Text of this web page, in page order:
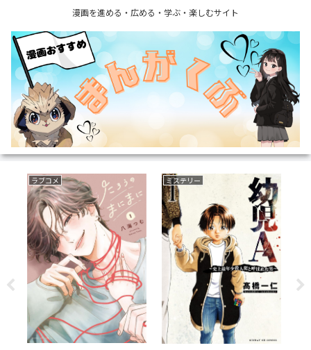
漫画を進める・広める・学ぶ・楽しむサイト
サスペンス ファンタジー